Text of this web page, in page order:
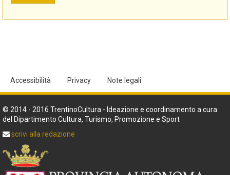
Accessibilità Privacy Note legali
© 2014 - 2016 TrentinoCultura - Ideazione e coordinamento a cura
del Dipartimento Cultura, Turismo, Promozione e Sport
scrivi alla redazione